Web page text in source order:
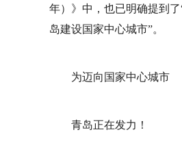
年）》中，也已明确提到
岛建设国家中心城市”。
为迈向国家中心城市
青岛正在发力！